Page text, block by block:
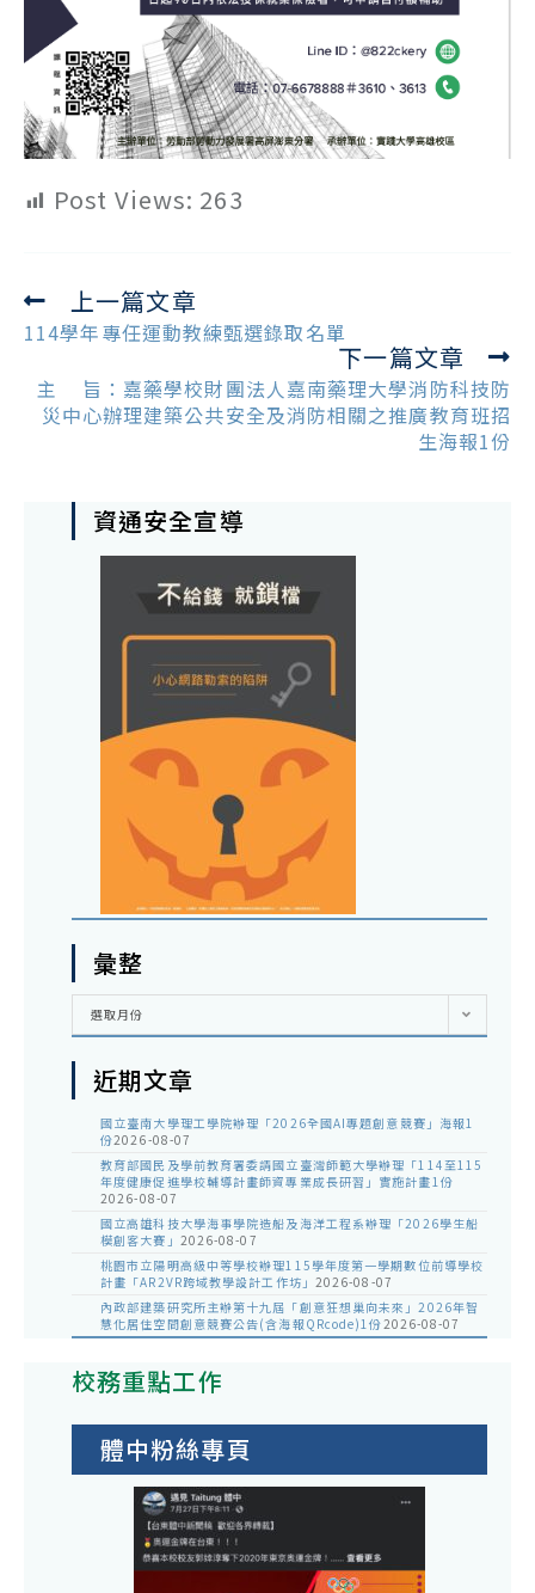
Post Views: 263
Read
more
上一篇文章
114學年專任運動教練甄選錄取名單
下一篇文章
主 旨：嘉藥學校財團法人嘉南藥理大學消防科技防
災中心辦理建築公共安全及消防相關之推廣教育班招
生海報1份
資通安全宣導
彙整
彙
選取月份
近期文章
國立臺南大學理工學院辦理「2026全國AI專題創意競賽」海報1
份2026-08-07
教育部國民及學前教育署委請國立臺灣師範大學辦理「114至115
年度健康促進學校輔導計畫師資專業成長研習」實施計畫1份
2026-08-07
國立高雄科技大學海事學院造船及海洋工程系辦理「2026學生船
模創客大賽」 2026-08-07
桃園市立陽明高級中等學校辦理115學年度第一學期數位前導學校
計畫「AR2VR跨域教學設計工作坊」 2026-08-07
內政部建築研究所主辦第十九屆「創意狂想巢向未來」2026年智
慧化居住空間創意競賽公告(含海報QRcode)1份2026-08-07
校務重點工作
體中粉絲專頁